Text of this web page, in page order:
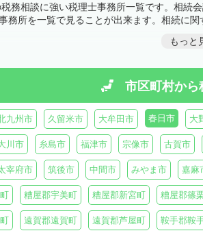
務相談に強い税理士事務所一覧です。相続
務所を一覧で見ることが出来ます。相続に
もっと
市区町村から
九州市 久留米市 大牟田市 春日市 大
川市 糸島市 福津市 宗像市 古賀市
宰府市 筑後市 中間市 みやま市 嘉麻
糟屋郡宇美町 糟屋郡新宮町 糟屋郡篠
遠賀郡遠賀町 遠賀郡芦屋町 鞍手郡鞍